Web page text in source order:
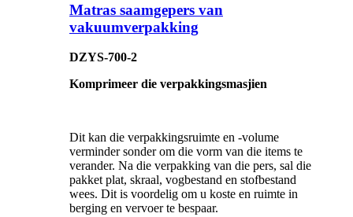
Matras saamgepers van
vakuumverpakking
DZYS-700-2
Komprimeer die verpakkingsmasjien
Dit kan die verpakkingsruimte en -volume
verminder sonder om die vorm van die items te
verander. Na die verpakking van die pers, sal die
pakket plat, skraal, vogbestand en stofbestand
wees. Dit is voordelig om u koste en ruimte in
berging en vervoer te bespaar.